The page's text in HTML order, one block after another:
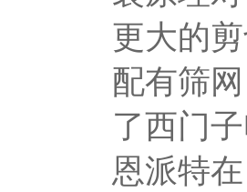
更大的
配有筛
了西门
恩派特